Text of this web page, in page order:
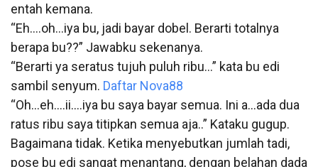
entah kemana.
“Eh….oh…iya bu, jadi bayar dobel. Berarti totalnya
berapa bu??” Jawabku sekenanya.
“Berarti ya seratus tujuh puluh ribu…” kata bu edi
sambil senyum. Daftar Nova88
“Oh…eh….ii….iya bu saya bayar semua. Ini a…ada dua
ratus ribu saya titipkan semua aja..” Kataku gugup.
Bagaimana tidak. Ketika menyebutkan jumlah tadi,
pose bu edi sangat menantang, dengan belahan dada